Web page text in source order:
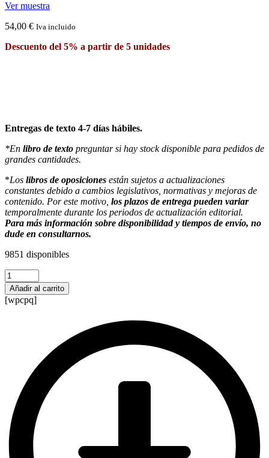
Ver muestra
54,00 € Iva incluido
Descuento del 5% a partir de 5 unidades
Entregas de texto 4-7 días hábiles.
*En libro de texto preguntar si hay stock disponible para pedidos de
grandes cantidades.
*Los libros de oposiciones están sujetos a actualizaciones
constantes debido a cambios legislativos, normativas y mejoras de
contenido. Por este motivo, los plazos de entrega pueden variar
temporalmente durante los periodos de actualización editorial.
Para más información sobre disponibilidad y tiempos de envío, no
dude en consultarnos.
9851 disponibles
Supuestos
prácticos
Economía
cantidad
Añadir al carrito
[wpcpq]